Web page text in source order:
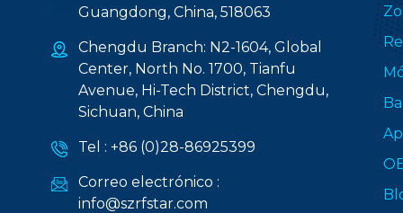
Guangdong, China, 518063
Chengdu Branch: N2-1604, Global
Center, North No. 1700, Tianfu
Avenue, Hi-Tech District, Chengdu,
Sichuan, China
Tel : +86 (0)28-86925399
Correo electrónico :
info@szrfstar.com